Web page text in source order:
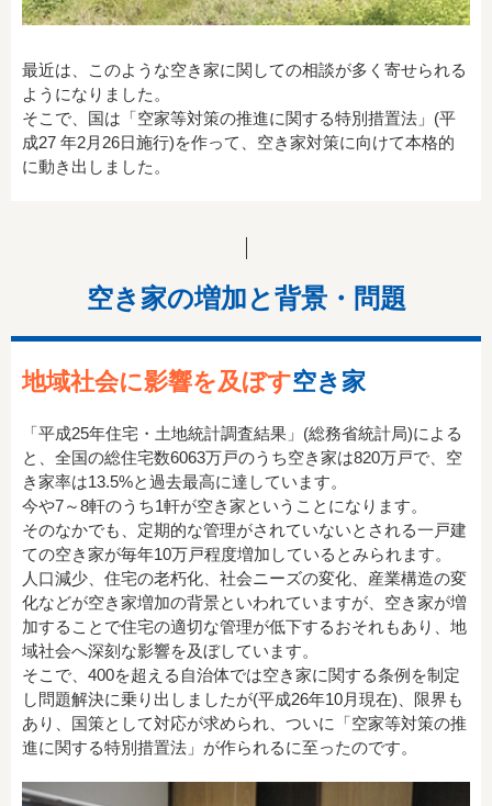
最近は、このような空き家に関しての相談が多く寄せられる
ようになりました。
そこで、国は「空家等対策の推進に関する特別措置法」(平
成27 年2月26日施行)を作って、空き家対策に向けて本格的
に動き出しました。
空き家の増加と背景・問題
地域社会に影響を及ぼす空き家
「平成25年住宅・土地統計調査結果」(総務省統計局)による
と、全国の総住宅数6063万戸のうち空き家は820万戸で、空
き家率は13.5%と過去最高に達しています。
今や7～8軒のうち1軒が空き家ということになります。
そのなかでも、定期的な管理がされていないとされる一戸建
ての空き家が毎年10万戸程度増加しているとみられます。
人口減少、住宅の老朽化、社会ニーズの変化、産業構造の変
化などが空き家増加の背景といわれていますが、空き家が増
加することで住宅の適切な管理が低下するおそれもあり、地
域社会へ深刻な影響を及ぼしています。
そこで、400を超える自治体では空き家に関する条例を制定
し問題解決に乗り出しましたが(平成26年10月現在)、限界も
あり、国策として対応が求められ、ついに「空家等対策の推
進に関する特別措置法」が作られるに至ったのです。